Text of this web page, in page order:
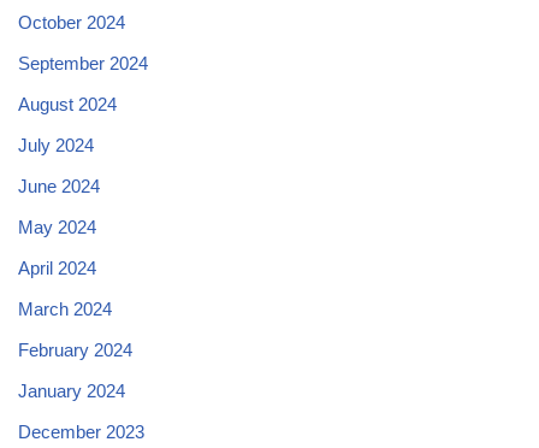
October 2024
September 2024
August 2024
July 2024
June 2024
May 2024
April 2024
March 2024
February 2024
January 2024
December 2023